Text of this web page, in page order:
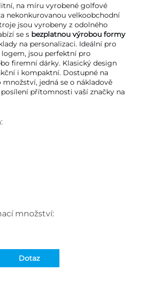
na míru vyrobené golfové
nekonkurovanou velkoobchodní
jsou vyrobeny z odolného
se s bezplatnou výrobou formy
na personalizaci. Ideální pro
jsou perfektní pro
firemní dárky. Klasický design
i kompaktní. Dostupné na
jedná se o nákladově
přítomnosti vaší značky na
množství:
Dotaz